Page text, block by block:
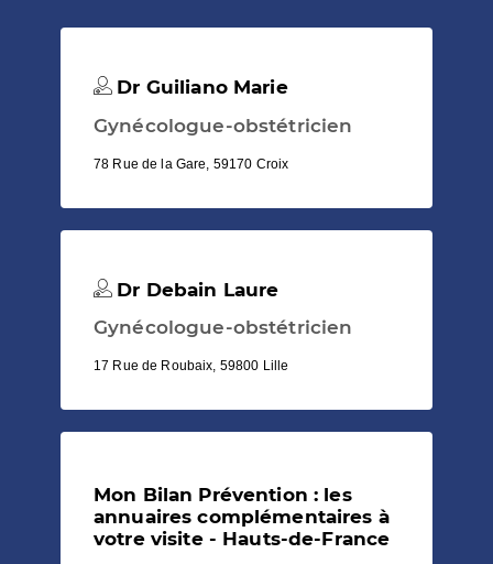
Dr Guiliano Marie
Gynécologue-obstétricien
78 Rue de la Gare, 59170 Croix
Dr Debain Laure
Gynécologue-obstétricien
17 Rue de Roubaix, 59800 Lille
Mon Bilan Prévention : les
annuaires complémentaires à
votre visite - Hauts-de-France